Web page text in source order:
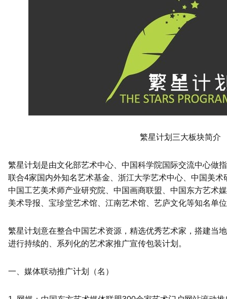
繁星计划三大板块简介
繁星计划是由文化部艺术中心、中国科学院国际交流中心做
联合4家国内外知名艺术基金、浙江大学艺术中心、中国美
中国工艺美术师产业研究院、中国画商联盟、中国东方艺术
美术导报、宝珍堂艺术馆、江南艺术馆、艺庐文化等知名单
繁星计划意在整合中国艺术资源，精选优秀艺术家，搭建当
进行持续的、系列化的艺术家推广宣传包装计划。
一、媒体联动推广计划（名）